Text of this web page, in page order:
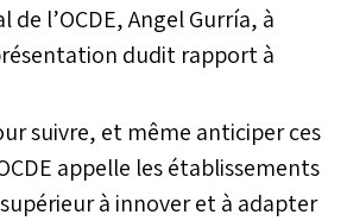
de l’OCDE, Angel Gurría, à
dudit rapport à
suivre, et même anticiper ces
appelle les établissements
à innover et à adapter